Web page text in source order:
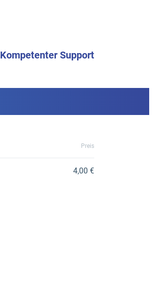
Kompetenter Support
Preis
4,00 €